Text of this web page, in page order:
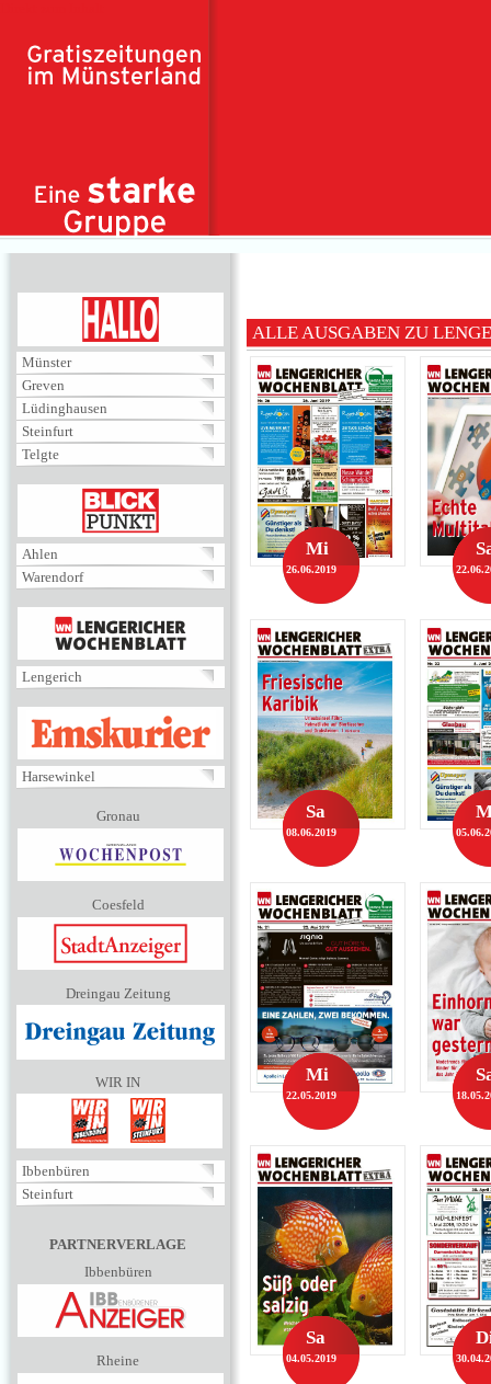
Münster
Greven
Lüdinghausen
Steinfurt
Telgte
BLICKPUNKT
Ahlen
Warendorf
MENÜ
Lengerich
EMSKURIER
Harsewinkel
Gronau
Coesfeld
Dreingau Zeitung
WIR IN
Ibbenbüren
Steinfurt
PARTNERVERLAGE
Ibbenbüren
Rheine
ALLE AUSGABEN ZU
Mi
26.06.2019
Sa
08.06.2019
Mi
22.05.2019
Sa
04.05.2019